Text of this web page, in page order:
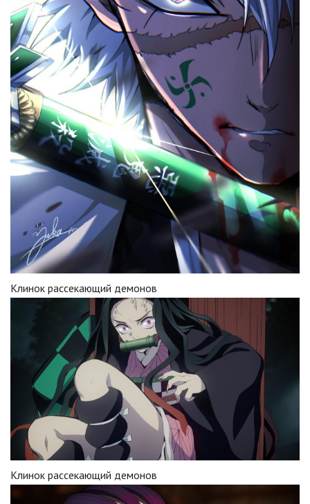
Клинок рассекающий демонов
Клинок рассекающий демонов